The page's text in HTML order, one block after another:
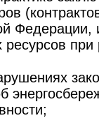
ресурсов